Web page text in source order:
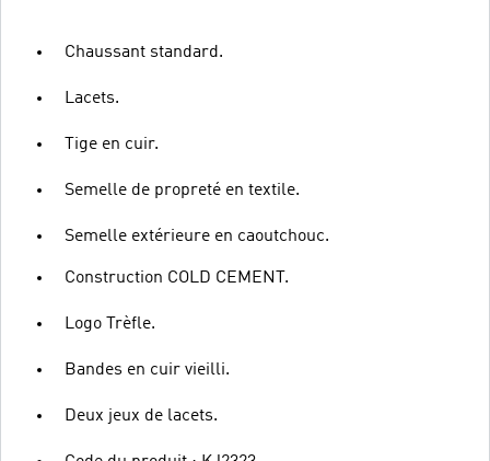
Chaussant standard.
Lacets.
Tige en cuir.
Semelle de propreté en textile.
Semelle extérieure en caoutchouc.
Construction COLD CEMENT.
Logo Trèfle.
Bandes en cuir vieilli.
Deux jeux de lacets.